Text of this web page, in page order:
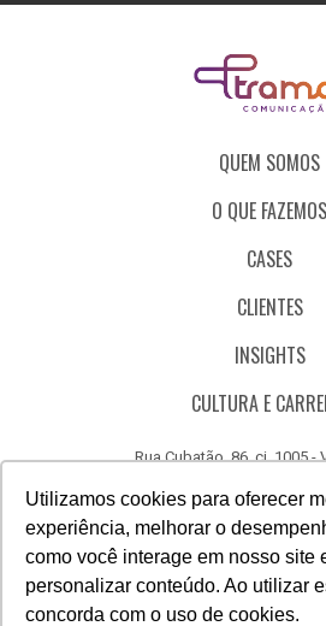
Utilizamos cookies para oferecer
experiência, melhorar o
como você interage em nosso site
personalizar conteúdo. Ao utilizar
concorda com o uso de cookies.
QUEM SOMOS
O QUE FAZEMOS
CASES
CLIENTES
INSIGHTS
CULTURA E
Rua Cubatão, 86, cj. 1005 -
CÓDIGO DE
CANAL DE